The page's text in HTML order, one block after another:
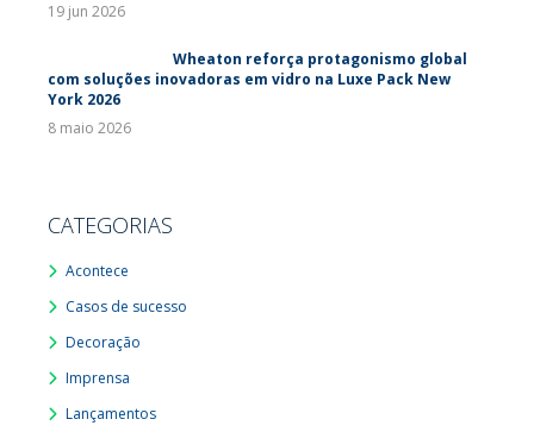
19 jun 2026
Wheaton reforça protagonismo global
com soluções inovadoras em vidro na Luxe Pack New
York 2026
8 maio 2026
CATEGORIAS
Acontece
Casos de sucesso
Decoração
Imprensa
Lançamentos